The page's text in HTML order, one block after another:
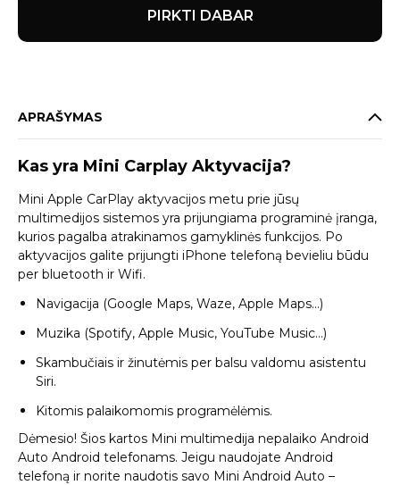
PIRKTI DABAR
APRAŠYMAS
Kas yra Mini Carplay Aktyvacija?
Mini Apple CarPlay aktyvacijos metu prie jūsų
multimedijos sistemos yra prijungiama programinė įranga,
kurios pagalba atrakinamos gamyklinės funkcijos. Po
aktyvacijos galite prijungti iPhone telefoną bevieliu būdu
per bluetooth ir Wifi.
Navigacija (Google Maps, Waze, Apple Maps…)
Muzika (Spotify, Apple Music, YouTube Music…)
Skambučiais ir žinutėmis per balsu valdomu asistentu
Siri.
Kitomis palaikomomis programėlėmis.
Dėmesio! Šios kartos Mini multimedija nepalaiko Android
Auto Android telefonams. Jeigu naudojate Android
telefoną ir norite naudotis savo Mini Android Auto –